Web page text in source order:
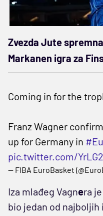
Zvezda Jute
Markanen igra za
Coming in for the
Franz Wagner
up for Germany in
pic.twitter.com/
— FIBA EuroBasket
Iza mlađeg Vagnera
bio jedan od najboljih